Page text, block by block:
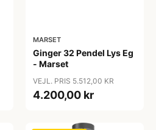
MARSET
Ginger 32 Pendel Lys Eg
- Marset
VEJL. PRIS 5.512,00 KR
4.200,00 kr